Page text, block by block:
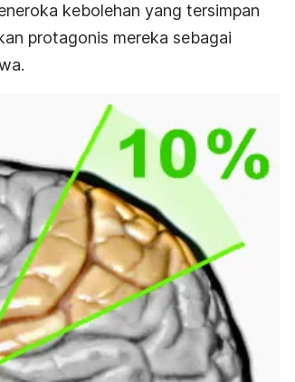
kebolehan yang tersimpan
protagonis mereka sebagai